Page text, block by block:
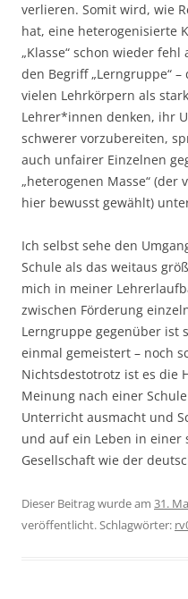
verlieren. Somit wird, wie
hat, eine heterogenisierte
„Klasse“ schon wieder
den Begriff „Lerngruppe“
vielen Lehrkörpern als
Lehrer*innen denken, ihr
schwerer vorzubereiten,
auch unfairer Einzelnen
„heterogenen Masse“
hier bewusst gewählt)
Ich selbst sehe den
Schule als das weitaus
mich in meiner
zwischen Förderung
Lerngruppe gegenüber ist
einmal gemeistert – noch
Nichtsdestotrotz ist es die
Meinung nach einer
Unterricht ausmacht und
und auf ein Leben in einer
Gesellschaft wie der
Dieser Beitrag wurde am 31.
veröffentlicht. Schlagwörter: